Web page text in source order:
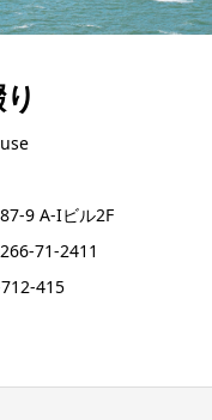
9 A-Iビル2F
71-2411
415